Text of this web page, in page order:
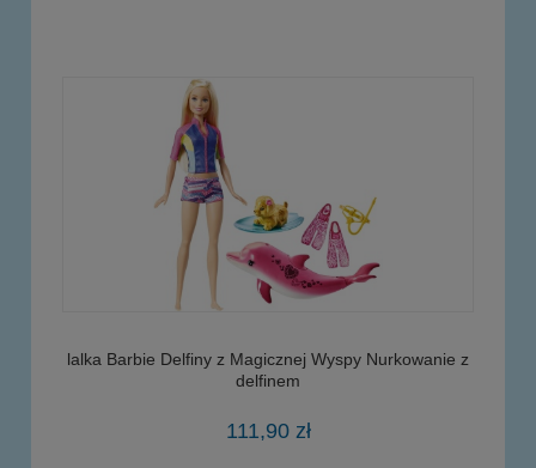
lalka Barbie Delfiny z Magicznej Wyspy Nurkowanie z
delfinem
111,90 zł